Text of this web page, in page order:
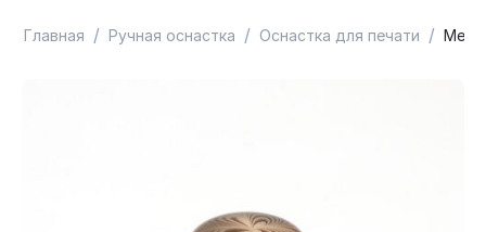
Главная / Ручная оснастка / Оснастка для печати /